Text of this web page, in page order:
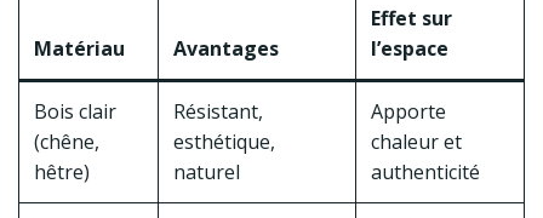
Matériau Avantages
Effet sur
l’espace
Bois clair
(chêne,
hêtre)
Résistant,
esthétique,
naturel
Apporte
chaleur et
authenticité